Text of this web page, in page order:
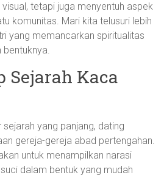
tetapi juga menyentuh aspek
komunitas. Mari kita telusuri lebih
yang memancarkan spiritualitas
bentuknya.
Sejarah Kaca
yang panjang, dating
gereja-gereja abad pertengahan.
untuk menampilkan narasi
dalam bentuk yang mudah